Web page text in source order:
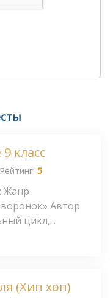
класс
Рейтинг: 5
Жанр
Автор
цикл,...
(Хип хоп)